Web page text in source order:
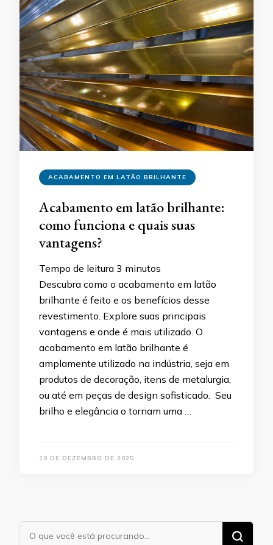
ACABAMENTO EM LATÃO BRILHANTE
Acabamento em latão brilhante:
como funciona e quais suas
vantagens?
Tempo de leitura 3 minutos
Descubra como o acabamento em latão
brilhante é feito e os benefícios desse
revestimento. Explore suas principais
vantagens e onde é mais utilizado. O
acabamento em latão brilhante é
amplamente utilizado na indústria, seja em
produtos de decoração, itens de metalurgia,
ou até em peças de design sofisticado. Seu
brilho e elegância o tornam uma …
19 DE DEZEMBRO DE 2025
Procurando